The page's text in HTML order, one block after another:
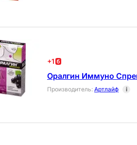
+1
Оралгин Иммуно
Производитель: Артлайф i